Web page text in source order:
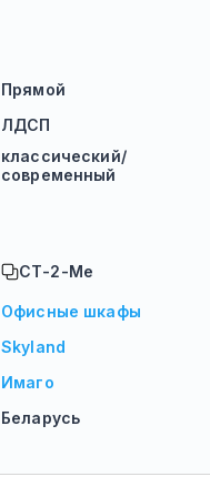
Прямой
ЛДСП
классический/
современный
СТ-2-Ме
Офисные шкафы
Skyland
Имаго
Беларусь